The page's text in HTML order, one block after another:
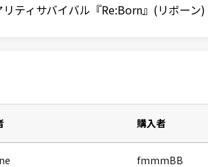
ティサバイバル『Re:Born』(リボー
購入者
fmmmBB